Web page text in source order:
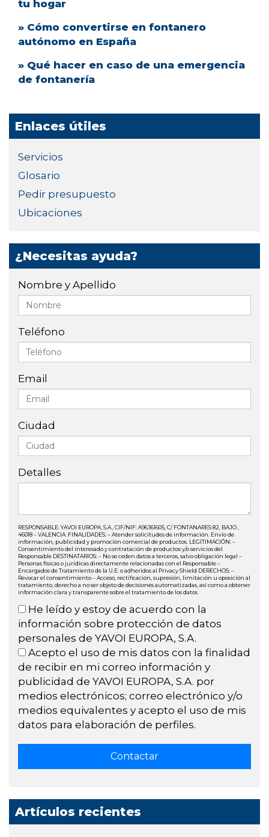
tu hogar
» Cómo convertirse en fontanero
autónomo en España
» Qué hacer en caso de una emergencia
de fontanería
Enlaces útiles
Servicios
Glosario
Pedir presupuesto
Ubicaciones
¿Necesitas ayuda?
Nombre y Apellido
Teléfono
Email
Ciudad
Detalles
RESPONSABLE: YAVOI EUROPA, S.A., CIF/NIF: A96361605, C/ FONTANARES 82, BAJO ,
46018 – VALENCIA. FINALIDADES: – Atender solicitudes de información. Envío de
información, publicidad y promoción comercial de productos. LEGITIMACIÓN: –
Consentimiento del interesado y contratación de productos y/o servicios del
Responsable DESTINATARIOS: – No se ceden datos a terceros, salvo obligación legal –
Personas físicas o jurídicas directamente relacionadas con el Responsable –
Encargados de Tratamiento de la U.E. o adheridos al Privacy Shield DERECHOS: –
Revocar el consentimiento – Acceso, rectificación, supresión, limitación u oposición al
tratamiento, derecho a no ser objeto de decisiones automatizadas, así como a obtener
información clara y transparente sobre el tratamiento de los datos
He leído y estoy de acuerdo con la
información sobre protección de datos
personales de YAVOI EUROPA, S.A.
Acepto el uso de mis datos con la finalidad
de recibir en mi correo información y
publicidad de YAVOI EUROPA, S.A. por
medios electrónicos; correo electrónico y/o
medios equivalentes y acepto el uso de mis
datos para elaboración de perfiles.
Artículos recientes